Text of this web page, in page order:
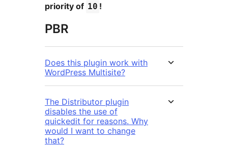
priority of 10 !
PBR
Does this plugin work with
WordPress Multisite?
The Distributor plugin
disables the use of
quickedit for reasons. Why
would I want to change
that?